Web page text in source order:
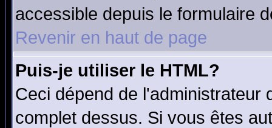
accessible depuis le formulaire
Revenir en haut de page
Puis-je utiliser le HTML?
Ceci dépend de l'administrateur
complet dessus. Si vous êtes